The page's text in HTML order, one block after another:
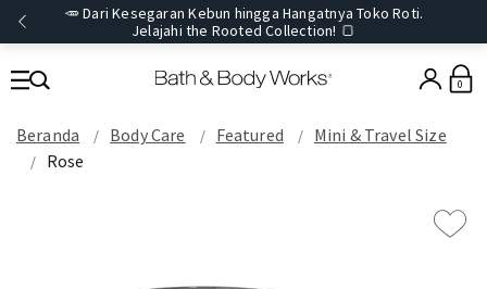
🥕 Dari Kesegaran Kebun hingga Hangatnya Toko Roti.
Jelajahi the Rooted Collection! 🍞
0
Beranda Body Care Featured
Mini & Travel Size
Rose